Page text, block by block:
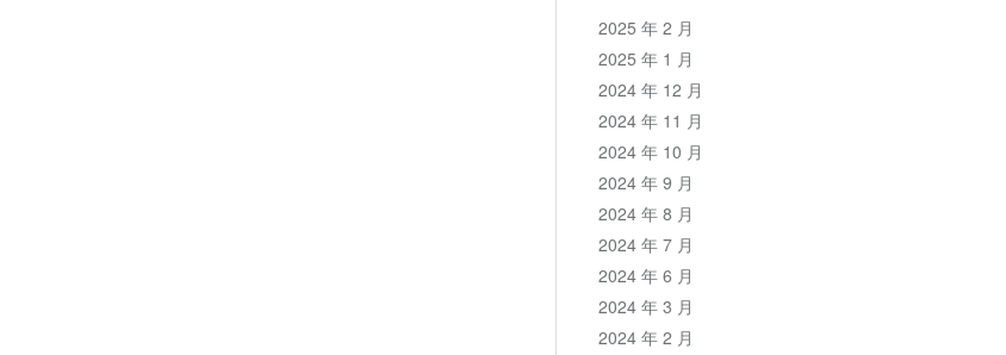
2025 年 2 月
2025 年 1 月
2024 年 12 月
2024 年 11 月
2024 年 10 月
2024 年 9 月
2024 年 8 月
2024 年 7 月
2024 年 6 月
2024 年 3 月
2024 年 2 月